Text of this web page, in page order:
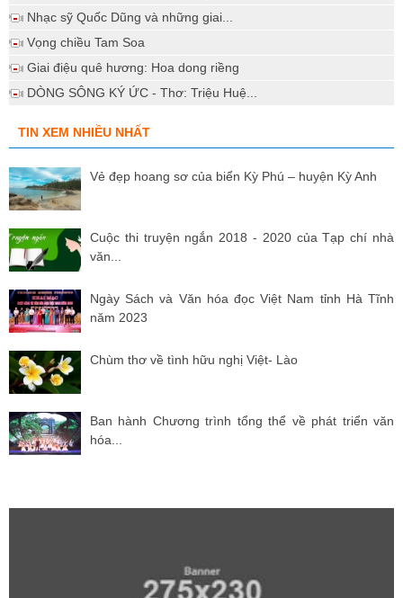
Nhạc sỹ Quốc Dũng và những giai...
Vọng chiều Tam Soa
Giai điệu quê hương: Hoa dong riềng
DÒNG SÔNG KÝ ỨC - Thơ: Triệu Huệ...
TIN XEM NHIỀU NHẤT
Vẻ đẹp hoang sơ của biển Kỳ Phú – huyện Kỳ Anh
Cuộc thi truyện ngắn 2018 - 2020 của Tạp chí nhà
văn...
Ngày Sách và Văn hóa đọc Việt Nam tỉnh Hà Tĩnh
năm 2023
Chùm thơ về tình hữu nghị Việt- Lào
Ban hành Chương trình tổng thể về phát triển văn
hóa...